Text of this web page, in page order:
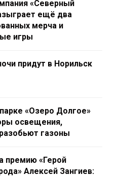
«Северный
ещё два
мерча и
игры
придут в Норильск
«Озеро Долгое»
освещения,
газоны
премию «Герой
Алексей Зангиев: